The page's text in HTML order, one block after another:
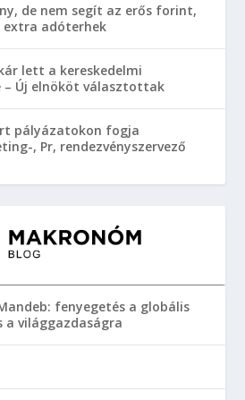
de nem segít az erős forint,
extra adóterhek
lett a kereskedelmi
– Új elnököt választottak
pályázatokon fogja
, Pr, rendezvényszervező
fenyegetés a globális
a világgazdaságra